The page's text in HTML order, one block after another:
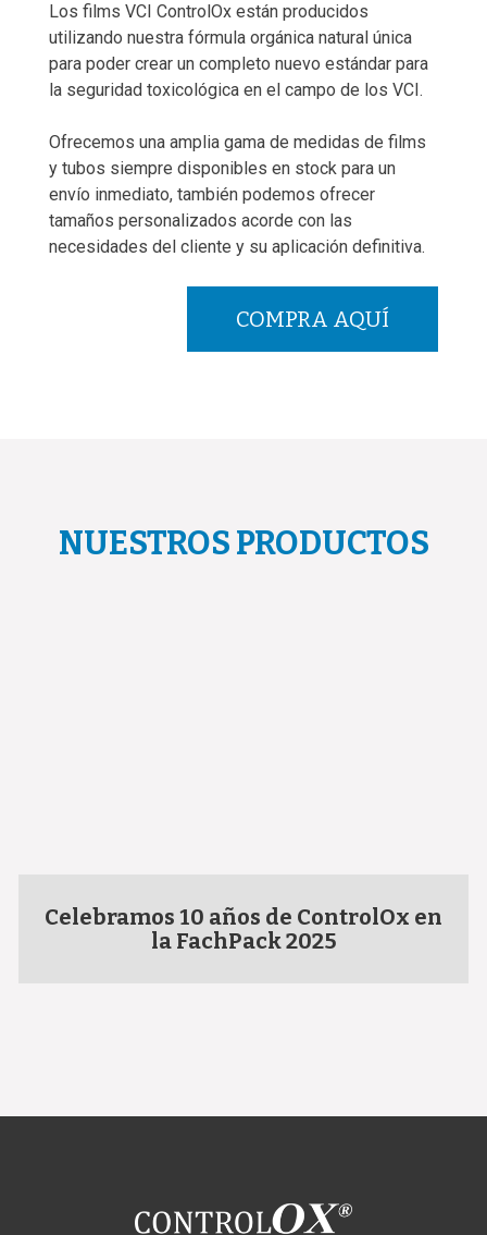
Los films VCI ControlOx están producidos
utilizando nuestra fórmula orgánica natural única
para poder crear un completo nuevo estándar para
la seguridad toxicológica en el campo de los VCI.
Ofrecemos una amplia gama de medidas de films
y tubos siempre disponibles en stock para un
envío inmediato, también podemos ofrecer
tamaños personalizados acorde con las
necesidades del cliente y su aplicación definitiva.
COMPRA AQUÍ
NUESTROS PRODUCTOS
Celebramos 10 años de ControlOx en
la FachPack 2025